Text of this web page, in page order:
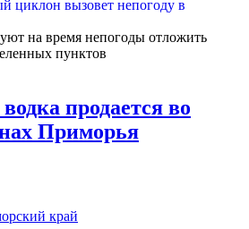
на время непогоды отложить
пунктов
продается во
Приморья
край